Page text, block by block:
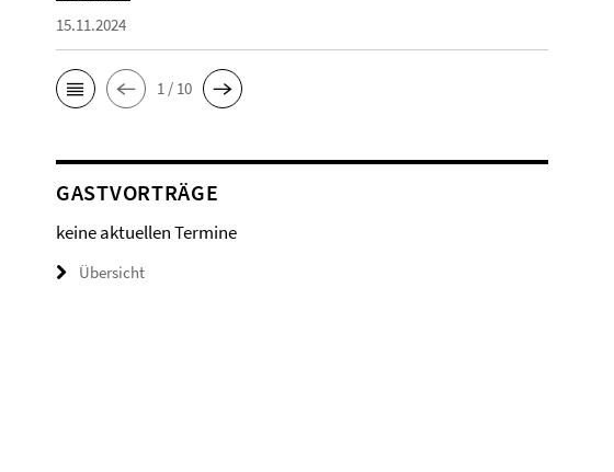
15.11.2024
1 / 10
GASTVORTRÄGE
keine aktuellen Termine
Übersicht